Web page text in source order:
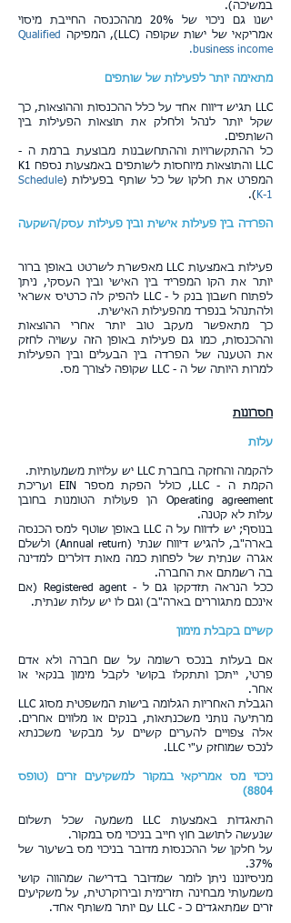
במשיכה).
ישנו גם ניכוי של 20% מההכנסה החייבת מיסוי
אמריקאי של ישות שקופה (LLC), המפיקה
Qualified
business income.
מתאימה יותר לפעילות של שותפים
LLC תגיש דיווח אחד על כלל ההכנסות וההוצאות, כך
שקל יותר לנהל ולחלק את תוצאות הפעילות בין
השותפים.
כל ההתקשרויות וההתחשבנות מבוצעת ברמת ה -
LLC והתוצאות מיוחסות לשותפים באמצעות נספח K1
המפרט את חלקו של כל שותף בפעילות (Schedule
K-1
).
הפרדה בין פעילות אישית ובין פעילות עסק/השקעה
פעילות באמצעות LLC מאפשרת לשרטט באופן ברור
יותר את הקו המפריד בין האישי ובין העסקי, ניתן
לפתוח חשבון בנק ל - LLC להפיק לה כרטיס אשראי
ולהתנהל בנפרד מהפעילות האישית.
כך מתאפשר מעקב טוב יותר אחרי ההוצאות
וההכנסות, כמו גם פעילות באופן הזה עשויה לחזק
את הטענה של הפרדה בין הבעלים ובין הפעילות
למרות היותה של ה - LLC שקופה לצורך מס.
חסרונות
עלות
להקמה והחזקה בחברת LLC יש עלויות משמעותיות.
הקמת ה - LLC, כולל הפקת מספר EIN ועריכת
Operating agreement הן פעולות הטומנות בחובן
עלות לא קטנה.
בנוסף; יש לדווח על ה LLC באופן שוטף למס הכנסה
בארה"ב, להגיש דיווח שנתי (Annual return) ולשלם
אגרה שנתית של לפחות כמה מאות דולרים למדינה
בה רשמתם את החברה.
ככל הנראה תזדקקו גם ל - Registered agent (אם
אינכם מתגוררים בארה"ב) וגם לו יש עלות שנתית.
קשיים בקבלת מימון
אם בעלות בנכס רשומה על שם חברה ולא אדם
פרטי, ייתכן ותתקלו בקושי לקבל מימון בנקאי או
אחר.
הגבלת האחריות הגלומה בישות המשפטית מסוג LLC
מרתיעה נותני משכנתאות, בנקים או מלווים אחרים.
אלה צפויים להערים קשיים על מבקשי משכנתא
לנכס שמוחזק ע"י LLC.
ניכוי מס אמריקאי במקור למשקיעים זרים (טופס
8804)
התאגדות באמצעות LLC משמעה שכל תשלום
שנעשה לתושב חוץ חייב בניכוי מס במקור.
על חלקן של ההכנסות מדובר בניכוי מס בשיעור של
37%.
מניסיוננו ניתן לומר שמדובר בדרישה שמהווה קושי
משמעותי מבחינה תזרימית ובירוקרטית, על משקיעים
זרים שמתאגדים כ - LLC עם יותר משותף אחד.